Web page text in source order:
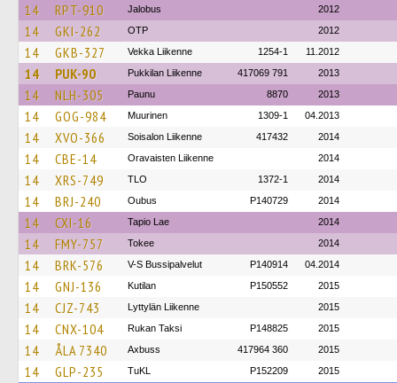
14 RPT-910 Jalobus 2012
14 GKI-262 OTP 2012
14 GKB-327 Vekka Liikenne 1254-1 11.2012
14 PUK-90 Pukkilan Liikenne 417069 791 2013
14 NLH-305 Paunu 8870 2013
14 GOG-984 Muurinen 1309-1 04.2013
14 XVO-366 Soisalon Liikenne 417432 2014
14 CBE-14 Oravaisten Liikenne 2014
14 XRS-749 TLO 1372-1 2014
14 BRJ-240 Oubus P140729 2014
14 CXI-16 Tapio Lae 2014
14 FMY-757 Tokee 2014
14 BRK-576 V-S Bussipalvelut P140914 04.2014
14 GNJ-136 Kutilan P150552 2015
14 CJZ-743 Lyttylän Liikenne 2015
14 CNX-104 Rukan Taksi P148825 2015
14 ÅLA 7340 Axbuss 417964 360 2015
14 GLP-235 TuKL P152209 2015